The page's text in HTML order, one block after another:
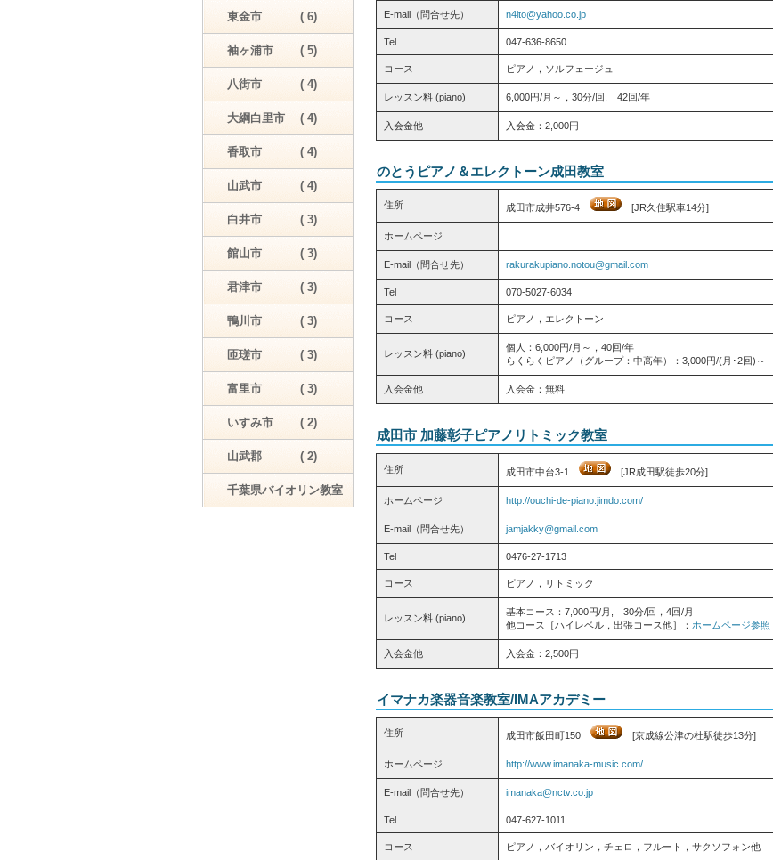
E-mail（問合せ先） n4ito@yahoo.co.jp
Tel 047-636-8650
コース ピアノ，ソルフェージュ
レッスン料 (piano) 6,000円/月～，30分/回, 42回/年
入会金他 入会金：2,000円
のとうピアノ＆エレクトーン成田教室
住所 成田市成井576-4 [JR久住駅車14分]
ホームページ
E-mail（問合せ先） rakurakupiano.notou@gmail.com
Tel 070-5027-6034
コース ピアノ，エレクトーン
レッスン料 (piano)
個人：6,000円/月～，40回/年
らくらくピアノ（グループ：中高年）：3,000円/(月･2回)～
入会金他 入会金：無料
成田市 加藤彰子ピアノリトミック教室
住所 成田市中台3-1 [JR成田駅徒歩20分]
ホームページ http://ouchi-de-piano.jimdo.com/
E-mail（問合せ先） jamjakky@gmail.com
Tel 0476-27-1713
コース ピアノ，リトミック
レッスン料 (piano)
基本コース：7,000円/月, 30分/回，4回/月
他コース［ハイレベル，出張コース他］： ホームページ参照
入会金他 入会金：2,500円
イマナカ楽器音楽教室/IMAアカデミー
住所 成田市飯田町150 [京成線公津の杜駅徒歩13分]
ホームページ http://www.imanaka-music.com/
E-mail（問合せ先） imanaka@nctv.co.jp
Tel 047-627-1011
コース ピアノ，バイオリン，チェロ，フルート，サクソフォン他
東金市 ( 6)
袖ヶ浦市 ( 5)
八街市 ( 4)
大綱白里市 ( 4)
香取市 ( 4)
山武市 ( 4)
白井市 ( 3)
館山市 ( 3)
君津市 ( 3)
鴨川市 ( 3)
匝瑳市 ( 3)
富里市 ( 3)
いすみ市 ( 2)
山武郡 ( 2)
千葉県バイオリン教室